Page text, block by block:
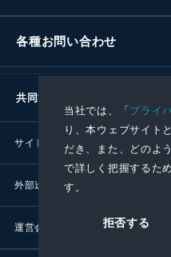
当社では、「プライ
り、本ウェブサイト
だき、また、どのよ
で詳しく把握するた
す。
拒否する
各種お問い合わせ
共同通信社グループ
サイトポリシー
外部送信ポリシー
運営会社